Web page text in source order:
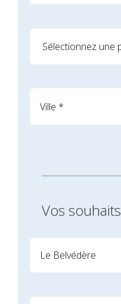
Vos souhaits